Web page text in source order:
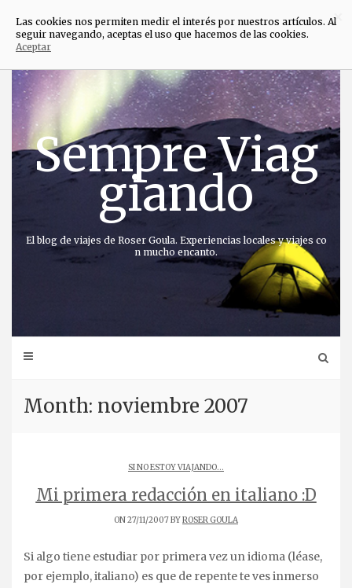
contenido
Sempre Viag
giando
El blog de viajes de Roser Goula. Experiencias locales y viajes co
n mucho encanto.
Month: noviembre 2007
SI NO ESTOY VIAJANDO...
Mi primera redacción en italiano :D
ON 27/11/2007 BYROSER GOULA
Si algo tiene estudiar por primera vez un idioma (léase,
por ejemplo, italiano) es que de repente te ves inmerso
×
Las cookies nos permiten medir el interés por nuestros artículos. Al
seguir navegando, aceptas el uso que hacemos de las cookies.
Aceptar